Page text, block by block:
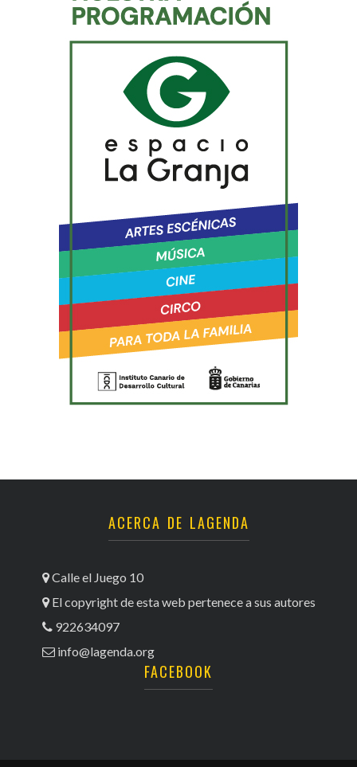
ACERCA DE LAGENDA
Calle el Juego 10
El copyright de esta web pertenece a sus autores
922634097
info@lagenda.org
FACEBOOK